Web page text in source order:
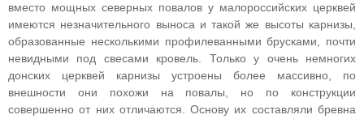
вместо мощных северных повалов у малороссийских церквей
имеются незначительного выноса и такой же высоты карнизы,
образованные несколькими профилеванными брусками, почти
невидными под свесами кровель. Только у очень немногих
донских церквей карнизы устроены более массивно, по
внешности они похожи на повалы, но по конструкции
совершенно от них отличаются. Основу их составляли бревна